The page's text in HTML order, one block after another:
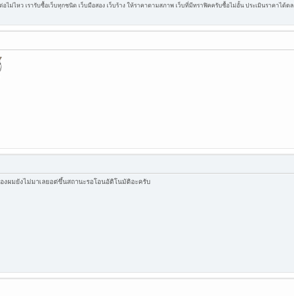
อไม่ไหว เรารับซื้อเว็บทุกชนิด เว็บมือสอง เว็บร้าง ให้ราคาตามสภาพ เว็บที่มีทราฟิคครับซื้อไม่อั้น ประเมินราคาได้ต
งผมยังไม่มาเลยอต่ขึ้นสถานะรอโอนอัติโนมัติอะครับ